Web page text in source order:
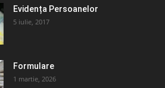
Evidența Persoanelor
5 iulie, 2017
Formulare
1 martie, 2026